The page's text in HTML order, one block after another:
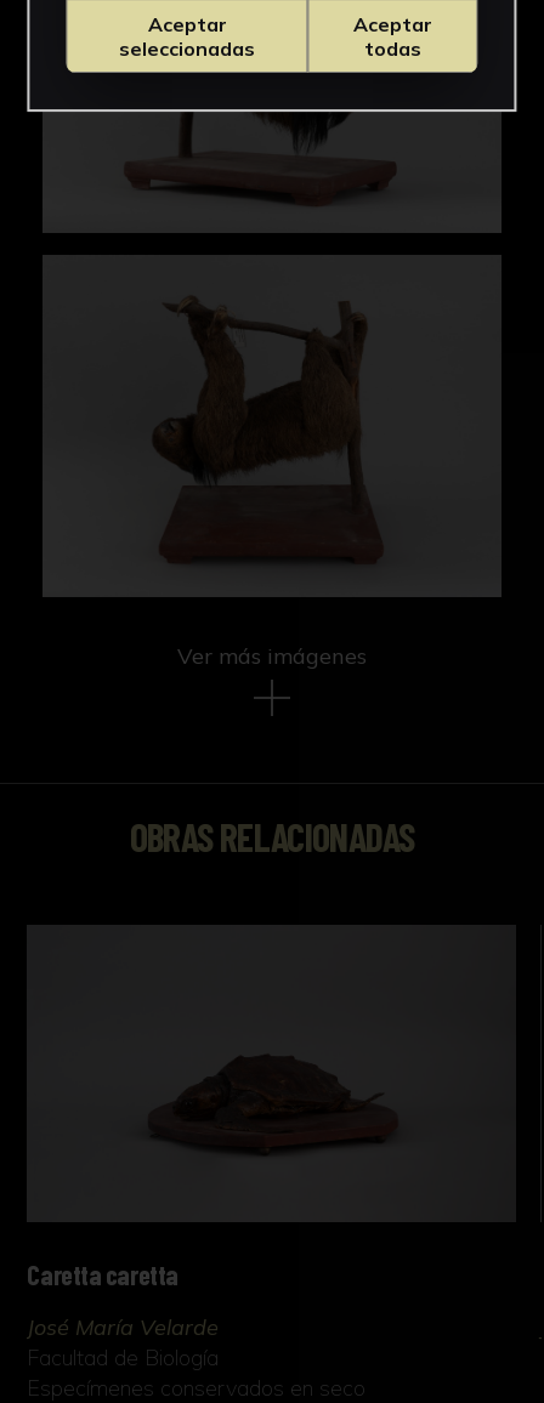
Ver más imágenes
OBRAS RELACIONADAS
Caretta caretta
José María Velarde
Facultad de Biología
Especímenes conservados en seco
Aceptar
seleccionadas
Aceptar
todas